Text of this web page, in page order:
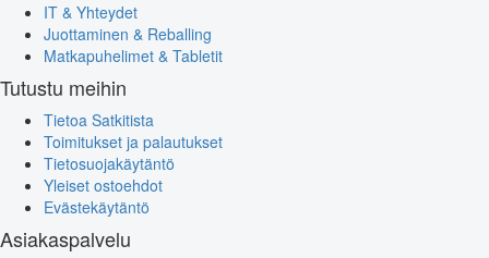
IT & Yhteydet
Juottaminen & Reballing
Matkapuhelimet & Tabletit
Tutustu meihin
Tietoa Satkitista
Toimitukset ja palautukset
Tietosuojakäytäntö
Yleiset ostoehdot
Evästekäytäntö
Asiakaspalvelu